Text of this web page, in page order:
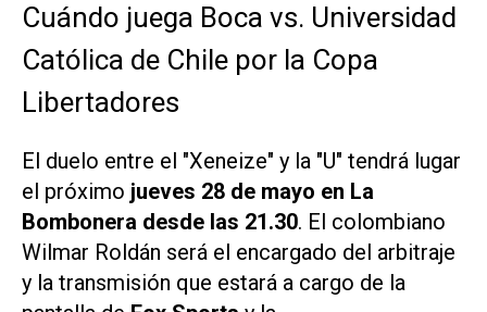
Cuándo juega Boca vs. Universidad
Católica de Chile por la Copa
Libertadores
El duelo entre el "Xeneize" y la "U" tendrá lugar
el próximo jueves 28 de mayo en La
Bombonera desde las 21.30. El colombiano
Wilmar Roldán será el encargado del arbitraje
y la transmisión que estará a cargo de la